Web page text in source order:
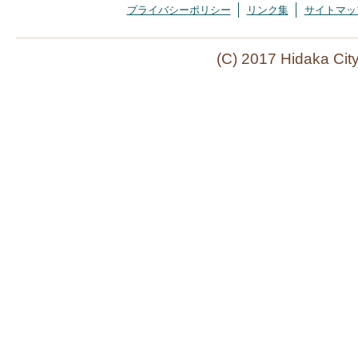
プライバシーポリシー
リンク集 サイトマッ
(C) 2017 Hidaka